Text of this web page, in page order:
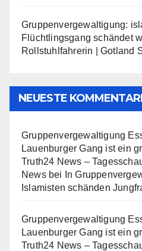
Gruppenvergewaltigung:
Flüchtlingsgang schändet
Rollstuhlfahrerin | Gotland
NEUESTE
Gruppenvergewaltigung
Lauenburger Gang ist ein
Truth24 News –
Newsbei
In
Islamisten schänden
Gruppenvergewaltigung
Lauenburger Gang ist ein
Truth24 News –